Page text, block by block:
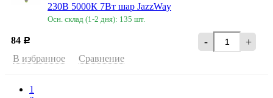
230В 5000К 7Вт шар JazzWay
Осн. склад (1-2 дня): 135 шт.
84 Р - +
В избранное Сравнение
1